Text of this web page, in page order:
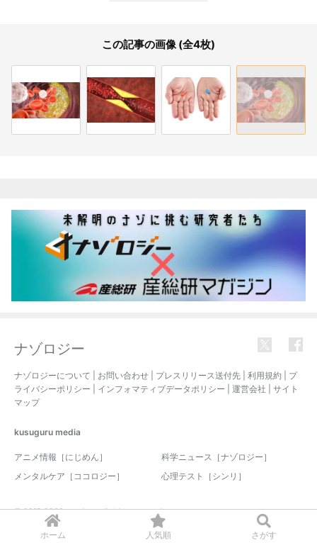
ホーム 人気順 さがす
この記事の画像 (全4枚)
ナゾロジー
ナゾロジーについて お問い合わせ プレスリリース送付先 利用規約
プ
ライバシーポリシー
インフォマティブデータポリシー 運営会社
サイト
マップ
kusuguru media
アニメ情報［にじめん］
科学ニュース［ナゾロジー］
メンタルケア［ココロジー］
心理テスト［シンリ］
© 2017-2026 nazology. all rights reserved.